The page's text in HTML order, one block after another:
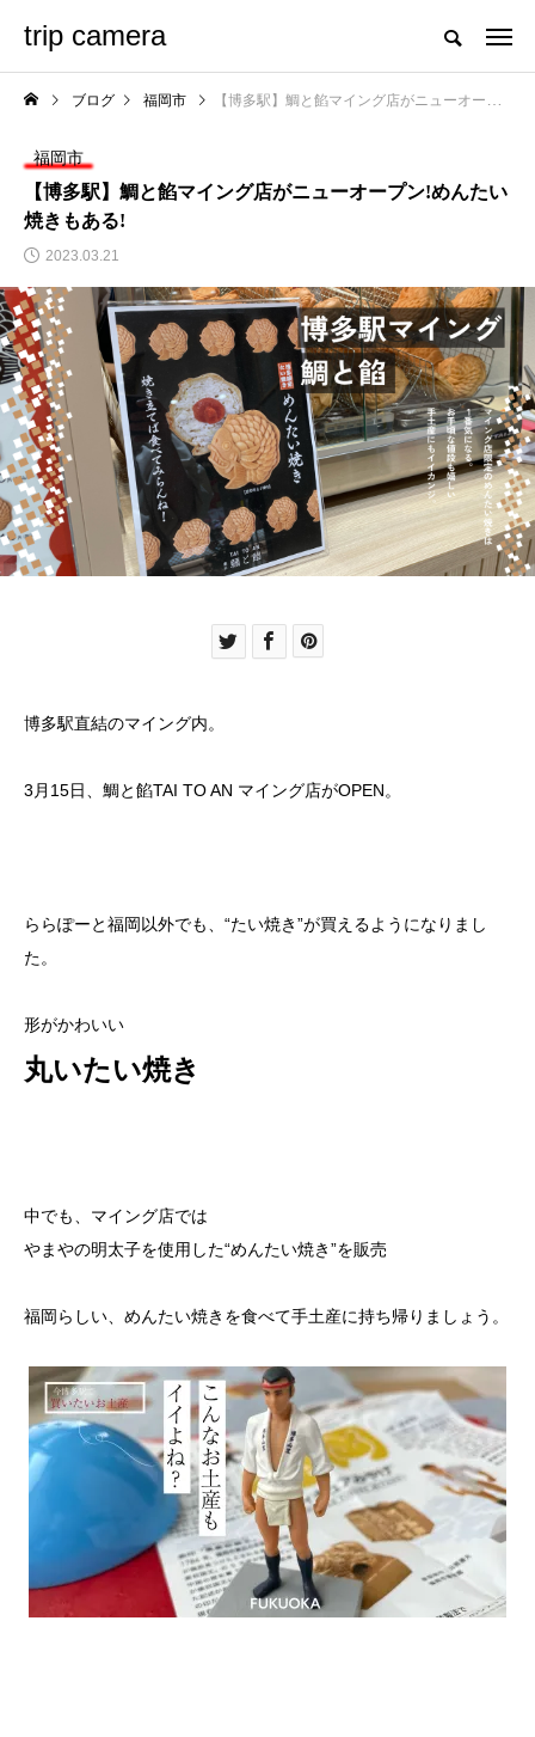
trip camera
ブログ 福岡市 【博多駅】鯛と餡マイング店がニューオープン!めんたい焼きもある!
福岡市
【博多駅】鯛と餡マイング店がニューオープン!めんたい
焼きもある!
2023.03.21
博多駅直結のマイング内。
3月15日、鯛と餡TAI TO AN マイング店がOPEN。
ららぽーと福岡以外でも、“たい焼き”が買えるようになりまし
た。
形がかわいい
丸いたい焼き
中でも、マイング店では
やまやの明太子を使用した“めんたい焼き”を販売
福岡らしい、めんたい焼きを食べて手土産に持ち帰りましょう。